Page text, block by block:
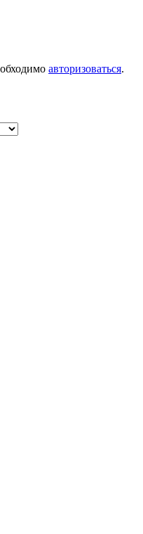
авторизоваться.